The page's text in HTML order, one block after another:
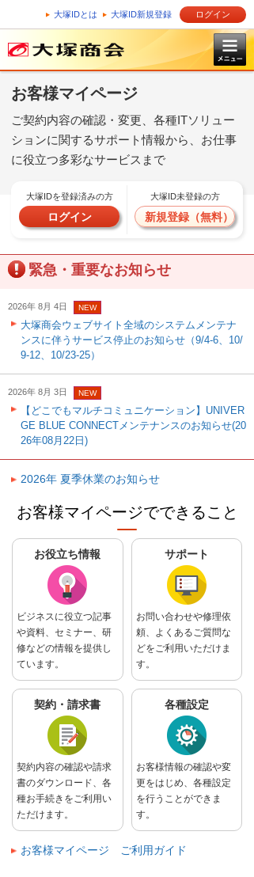
大塚IDとは 大塚ID新規登録 ログイン
お客様マイページ
ご契約内容の確認・変更、各種ITソリュー
ションに関するサポート情報から、お仕事
に役立つ多彩なサービスまで
大塚IDを登録済みの方
ログイン
大塚ID未登録の方
新規登録（無料）
緊急・重要なお知らせ
2026年 8月 4日 NEW
大塚商会ウェブサイト全域のシステムメンテナ
ンスに伴うサービス停止のお知らせ（9/4-6、10/
9-12、10/23-25）
2026年 8月 3日 NEW
【どこでもマルチコミュニケーション】UNIVER
GE BLUE CONNECTメンテナンスのお知らせ(20
26年08月22日)
2026年 夏季休業のお知らせ
お客様マイページでできること
お役立ち情報
ビジネスに役立つ記事
や資料、セミナー、研
修などの情報を提供し
ています。
サポート
お問い合わせや修理依
頼、よくあるご質問な
どをご利用いただけま
す。
契約・請求書
契約内容の確認や請求
書のダウンロード、各
種お手続きをご利用い
ただけます。
各種設定
お客様情報の確認や変
更をはじめ、各種設定
を行うことができま
す。
お客様マイページ ご利用ガイド